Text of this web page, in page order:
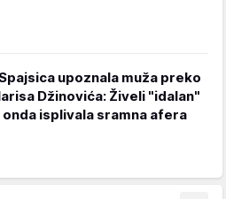
upoznala muža preko
Džinovića: Živeli "idalan"
onda isplivala sramna afera